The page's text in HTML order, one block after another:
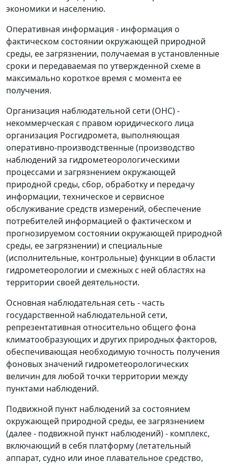
экономики и населению.
Оперативная информация - информация о
фактическом состоянии окружающей природной
среды, ее загрязнении, получаемая в установленные
сроки и передаваемая по утвержденной схеме в
максимально короткое время с момента ее
получения.
Организация наблюдательной сети (ОНС)-
некоммерческая с правом юридического лица
организация Росгидромета, выполняющая
оперативно-производственные (производство
наблюдений за гидрометеорологическими
процессами и загрязнением окружающей
природной среды, сбор, обработку и передачу
информации, техническое и сервисное
обслуживание средств измерений, обеспечение
потребителей информацией о фактическом и
прогнозируемом состоянии окружающей природной
среды, ее загрязнении) и специальные
(исполнительные, контрольные) функции в области
гидрометеорологии и смежных с ней областях на
территории своей деятельности.
Основная наблюдательная сеть - часть
государственной наблюдательной сети,
репрезентативная относительно общего фона
климатообразующих и других природных факторов,
обеспечивающая необходимую точность получения
фоновых значений гидрометеорологических
величин для любой точки территории между
пунктами наблюдений.
Подвижной пункт наблюдений за состоянием
окружающей природной среды, ее загрязнением
(далее - подвижной пункт наблюдений)- комплекс,
включающий в себя платформу (летательный
аппарат, судно или иное плавательное средство,